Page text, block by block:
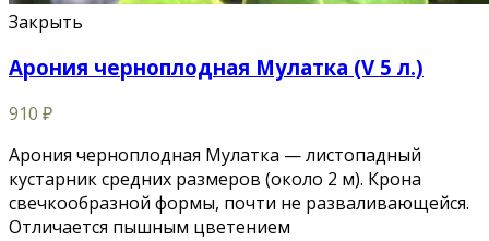
Закрыть
Арония черноплодная Мулатка (V 5 л.)
910 ₽
Арония черноплодная Мулатка — листопадный
кустарник средних размеров (около 2 м). Крона
свечкообразной формы, почти не разваливающейся.
Отличается пышным цветением